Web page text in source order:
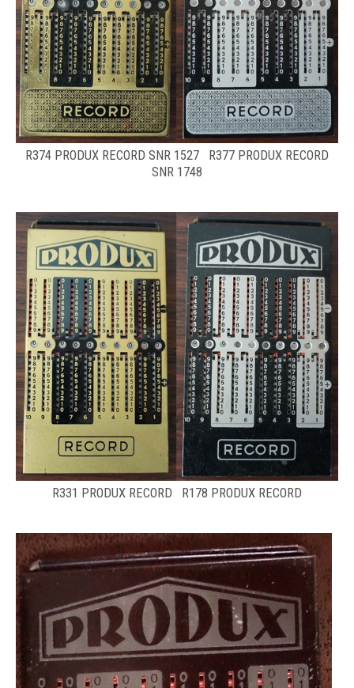
R374 PRODUX RECORD SNR 1527 R377 PRODUX RECORD
SNR 1748
R331 PRODUX RECORD R178 PRODUX RECORD